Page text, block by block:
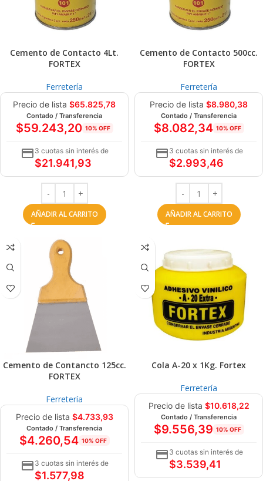
Cemento de Contacto 4Lt.
FORTEX
Ferretería
Precio de lista $65.825,78
Contado / Transferencia
$59.243,20 10% OFF
3 cuotas sin interés de
$21.941,93
AÑADIR AL CARRITO
Cemento de Contacto 500cc.
FORTEX
Ferretería
Precio de lista $8.980,38
Contado / Transferencia
$8.082,34 10% OFF
3 cuotas sin interés de
$2.993,46
AÑADIR AL CARRITO
Cemento de Contancto 125cc.
FORTEX
Ferretería
Precio de lista $4.733,93
Contado / Transferencia
$4.260,54 10% OFF
3 cuotas sin interés de
$1.577,98
Cola A-20 x 1Kg. Fortex
Ferretería
Precio de lista $10.618,22
Contado / Transferencia
$9.556,39 10% OFF
3 cuotas sin interés de
$3.539,41